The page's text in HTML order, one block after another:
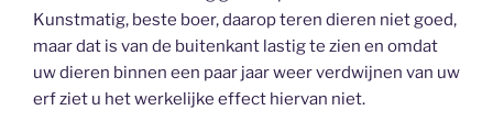
Kunstmatig, beste boer, daarop teren dieren niet goed,
maar dat is van de buitenkant lastig te zien en omdat
uw dieren binnen een paar jaar weer verdwijnen van uw
erf ziet u het werkelijke effect hiervan niet.